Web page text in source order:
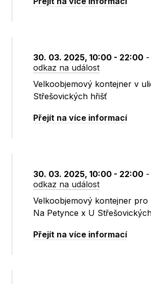
30. 03. 2025, 10:00 - 22:00 -
odkaz na událost
Velkoobjemový kontejner v
Střešovických hřišť
Přejít na více informací
30. 03. 2025, 10:00 - 22:00 -
odkaz na událost
Velkoobjemový kontejner pro
Na Petynce x U
Přejít na více informací